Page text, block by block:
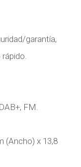
garantía,
FM.
(Ancho) x 13,8